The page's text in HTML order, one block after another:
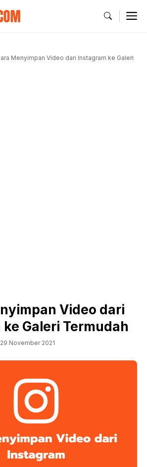
Menyimpan Video dari Instagram ke Galeri
Video dari
Galeri Termudah
29 November 2021